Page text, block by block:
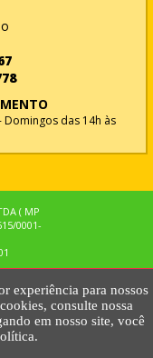
experiência para nossos
consulte nossa
em nosso site, você
Domingos das 14h às
( MP
0001-
MKTNOW